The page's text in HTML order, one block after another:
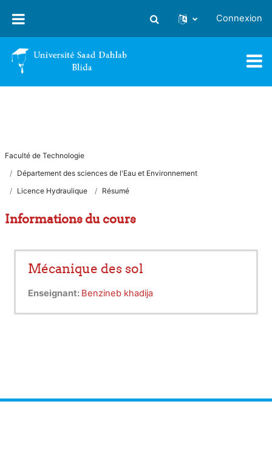
Activer/désactiver la saisie
Connexion
Faculté de Technologie
Département des sciences de l'Eau et Environnement
Licence Hydraulique
Résumé
Informations du cours
Mécanique des sol
Enseignant: Benzineb khadija